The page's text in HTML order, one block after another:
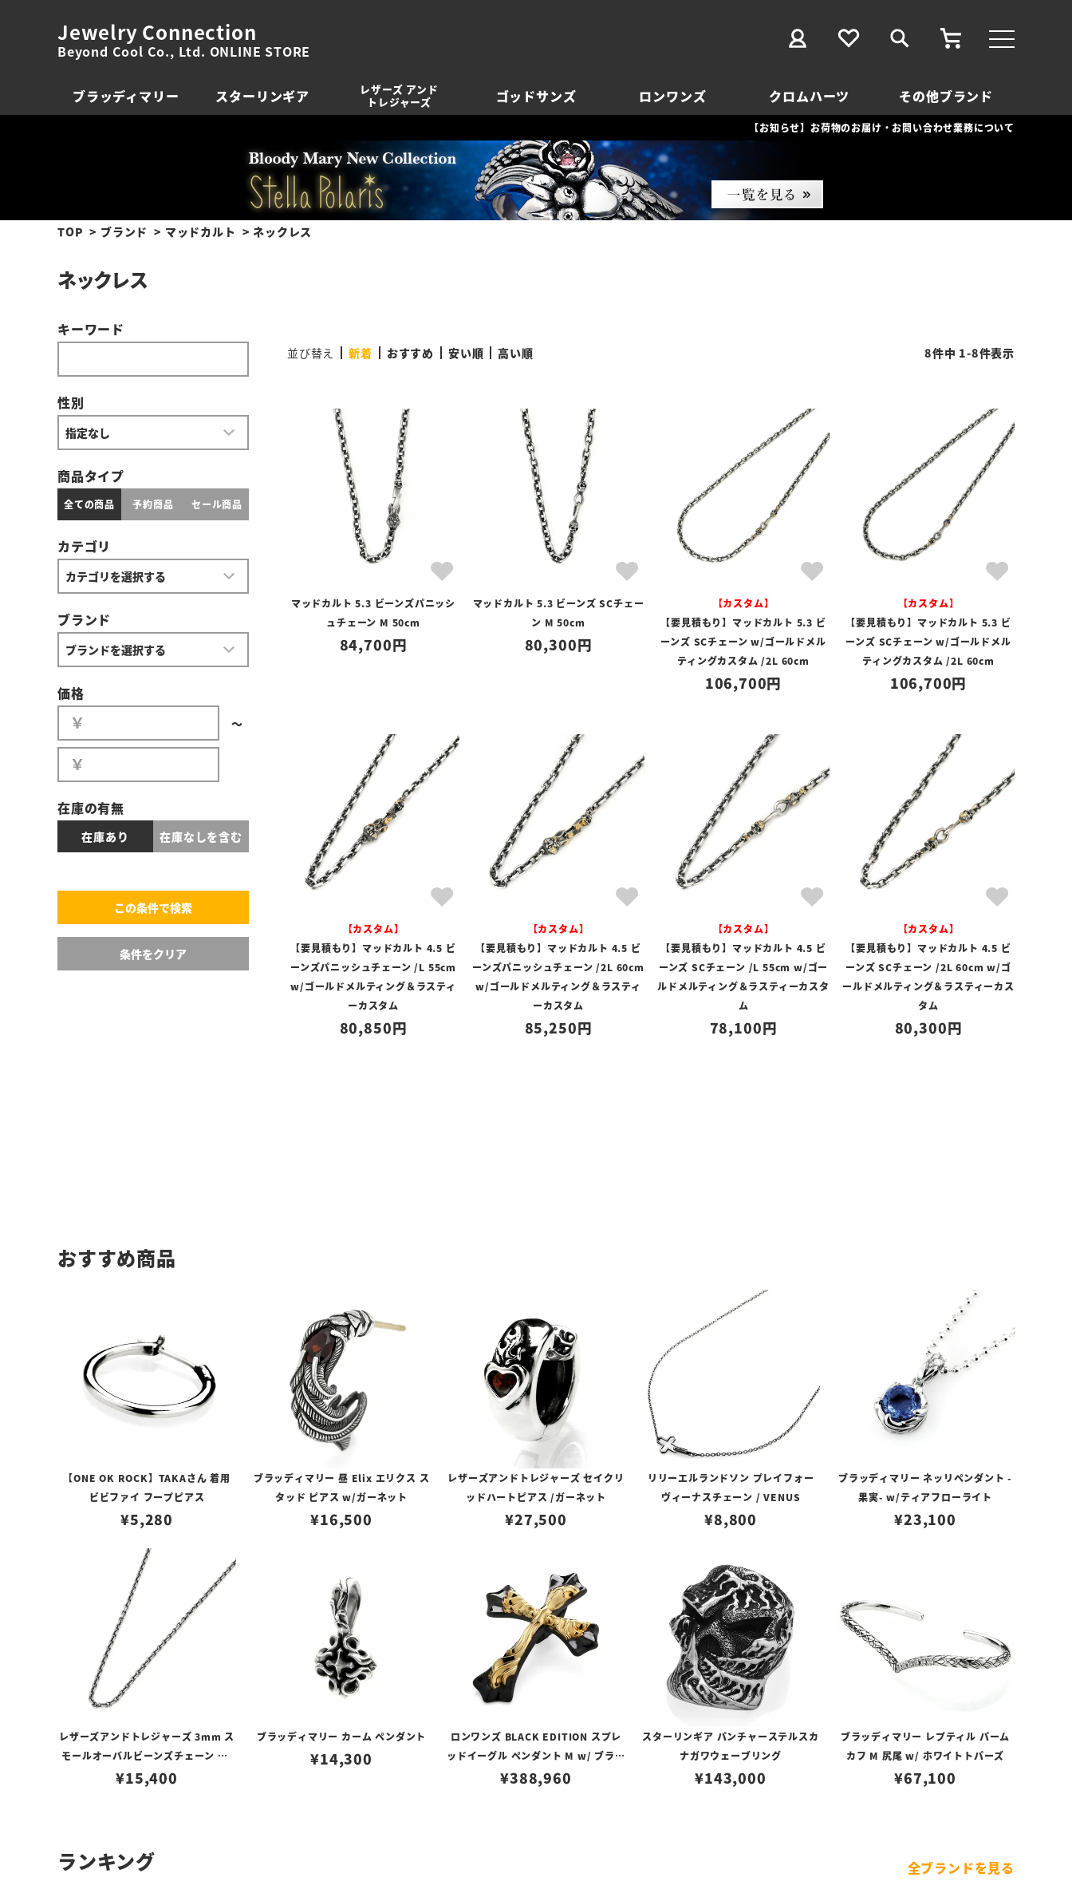
Jewelry Connection
Beyond Cool Co., Ltd. ONLINE STORE
ブラッディマリー スターリンギア
レザーズ アンド
トレジャーズ
ゴッドサンズ ロンワンズ クロムハーツ その他ブランド
【お知らせ】お荷物のお届け・お問い合わせ業務について
TOP ブランド マッドカルト ネックレス
ネックレス
キーワード
性別
商品タイプ
全ての商品 予約商品 セール商品
カテゴリ
ブランド
価格
〜
在庫の有無
在庫あり 在庫なしを含む
並び替え 新着 おすすめ 安い順 高い順 8件中 1-8件表示
マッドカルト 5.3 ビーンズパニッシ
ュチェーン M 50cm
84,700
マッドカルト 5.3 ビーンズ SCチェー
ン M 50cm
80,300
【カスタム】
【要見積もり】マッドカルト 5.3 ビ
ーンズ SCチェーン w/ゴールドメル
ティングカスタム /2L 60cm
106,700
【カスタム】
【要見積もり】マッドカルト 5.3 ビ
ーンズ SCチェーン w/ゴールドメル
ティングカスタム /2L 60cm
106,700
【カスタム】
【要見積もり】マッドカルト 4.5 ビ
ーンズパニッシュチェーン /L 55cm
w/ゴールドメルティング＆ラスティ
ーカスタム
80,850
【カスタム】
【要見積もり】マッドカルト 4.5 ビ
ーンズパニッシュチェーン /2L 60cm
w/ゴールドメルティング＆ラスティ
ーカスタム
85,250
【カスタム】
【要見積もり】マッドカルト 4.5 ビ
ーンズ SCチェーン /L 55cm w/ゴー
ルドメルティング＆ラスティーカスタ
ム
78,100
【カスタム】
【要見積もり】マッドカルト 4.5 ビ
ーンズ SCチェーン /2L 60cm w/ゴ
ールドメルティング＆ラスティーカス
タム
80,300
おすすめ商品
【ONE OK ROCK】TAKAさん 着用
ビビファイ フープピアス
¥5,280
ブラッディマリー 昼 Elix エリクス ス
タッド ピアス w/ガーネット
¥16,500
レザーズアンドトレジャーズ セイクリ
ッドハートピアス /ガーネット
¥27,500
リリーエルランドソン プレイフォー
ヴィーナスチェーン / VENUS
¥8,800
ブラッディマリー ネッリペンダント -
果実- w/ティアフローライト
¥23,100
レザーズアンドトレジャーズ 3mm ス
モールオーバルビーンズチェーン w/
ロブスタークラスプ＆LTロゴプレート
¥15,400
ブラッディマリー カーム ペンダント
¥14,300
ロンワンズ BLACK EDITION スプレ
ッドイーグル ペンダント M w/ ブラッ
クコーティング w/ K18イエローゴー
¥388,960
スターリンギア パンチャーステルスカ
ナガワウェーブリング
¥143,000
ブラッディマリー レプティル パーム
カフ M 尻尾 w/ ホワイトトパーズ
¥67,100
ランキング 全ブランドを見る